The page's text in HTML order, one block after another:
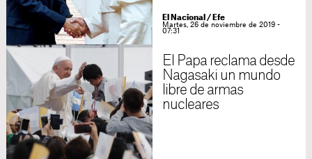
El Nacional / Efe
Martes, 26 de noviembre de 2019 -
07:31
El Papa reclama desde
Nagasaki un mundo
libre de armas
nucleares